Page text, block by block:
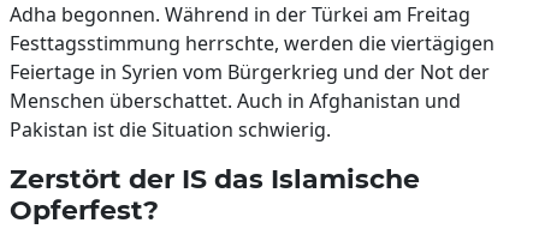
Adha begonnen. Während in der Türkei am Freitag
Festtagsstimmung herrschte, werden die viertägigen
Feiertage in Syrien vom Bürgerkrieg und der Not der
Menschen überschattet. Auch in Afghanistan und
Pakistan ist die Situation schwierig.
Zerstört der IS das Islamische
Opferfest?